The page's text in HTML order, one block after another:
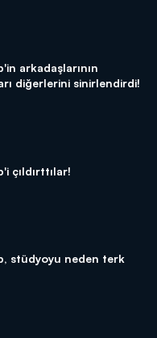
arkadaşlarının
diğerlerini sinirlendirdi!
çıldırttılar!
stüdyoyu neden terk